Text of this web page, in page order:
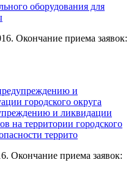
оборудования для
Окончание приема заявок:
и
городского округа
и ликвидации
на территории городского
террито
Окончание приема заявок: